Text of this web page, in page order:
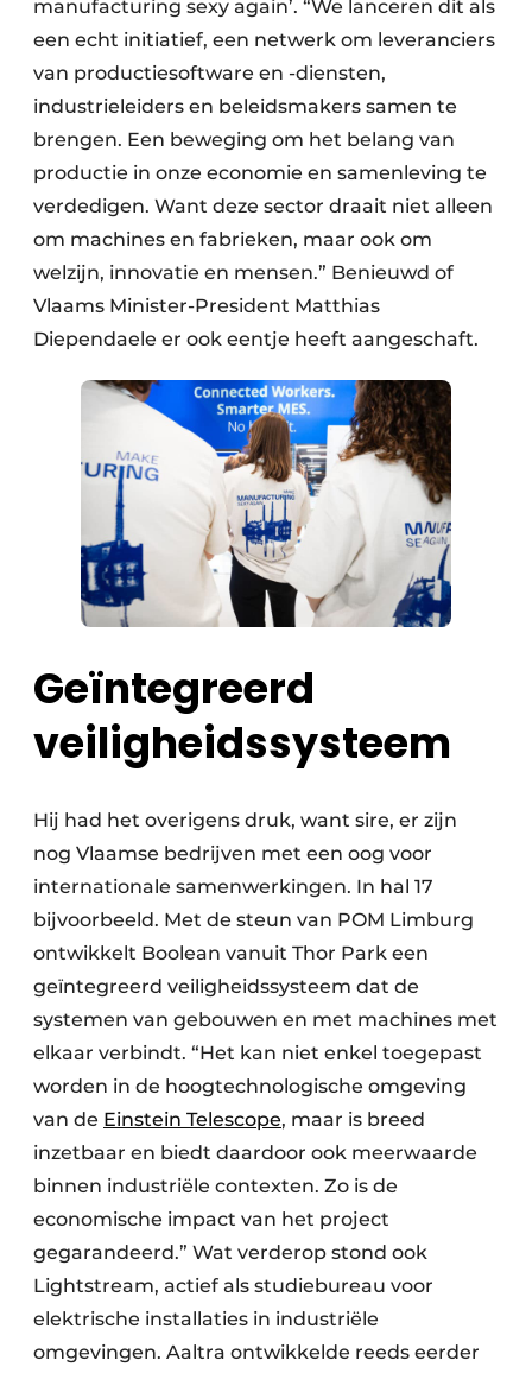
manufacturing sexy again’. “We lanceren dit als
een echt initiatief, een netwerk om leveranciers
van productiesoftware en -diensten,
industrieleiders en beleidsmakers samen te
brengen. Een beweging om het belang van
productie in onze economie en samenleving te
verdedigen. Want deze sector draait niet alleen
om machines en fabrieken, maar ook om
welzijn, innovatie en mensen.” Benieuwd of
Vlaams Minister-President Matthias
Diependaele er ook eentje heeft aangeschaft.
Geïntegreerd
veiligheidssysteem
Hij had het overigens druk, want sire, er zijn
nog Vlaamse bedrijven met een oog voor
internationale samenwerkingen. In hal 17
bijvoorbeeld. Met de steun van POM Limburg
ontwikkelt Boolean vanuit Thor Park een
geïntegreerd veiligheidssysteem dat de
systemen van gebouwen en met machines met
elkaar verbindt. “Het kan niet enkel toegepast
worden in de hoogtechnologische omgeving
van de Einstein Telescope, maar is breed
inzetbaar en biedt daardoor ook meerwaarde
binnen industriële contexten. Zo is de
economische impact van het project
gegarandeerd.” Wat verderop stond ook
Lightstream, actief als studiebureau voor
elektrische installaties in industriële
omgevingen. Aaltra ontwikkelde reeds eerder